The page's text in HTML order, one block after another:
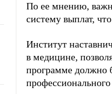
По ее мнению,
систему выплат,
Институт
в медицине,
программе должно